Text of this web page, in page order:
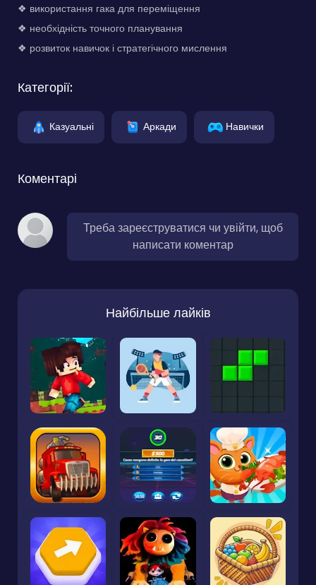
❖ використання гака для переміщення
❖ необхідність точного планування
❖ розвиток навичок і стратегічного мислення
Категорії:
Казуальні Аркади Навички
Коментарі
Треба зареєструватися чи увійти, щоб
написати коментар
Найбільше лайків